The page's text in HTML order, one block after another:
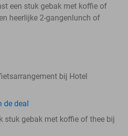
een stuk gebak met koffie of
heerlijke 2-gangenlunch of
bij Hotel
de deal
stuk gebak met koffie of thee bij